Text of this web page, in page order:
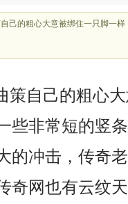
己的粗心大意被绑住一只脚一
自己的粗心
些非常短的竖
的冲击，传奇
奇网也有云纹